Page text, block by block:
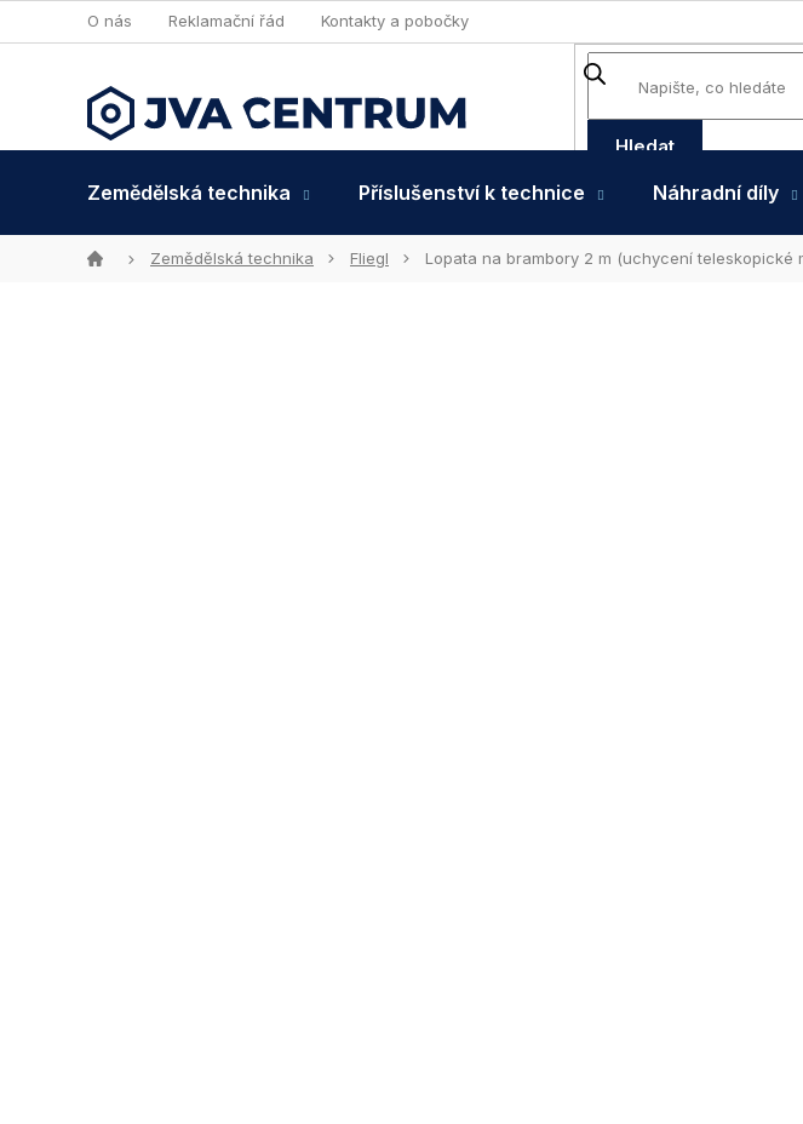
na
O nás Reklamační řád Kontakty a pobočky
Hledat
Zemědělská technika
Příslušenství k technice Náhradní díly
DomůZemědělská technika Fliegl Lopata na brambory 2 m (uchycení teleskopické